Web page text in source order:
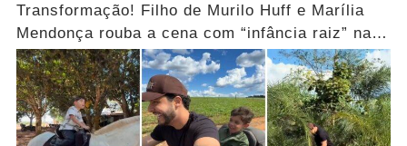
Transformação! Filho de Murilo Huff e Marília
Mendonça rouba a cena com “infância raiz” na
fazenda.... Ver mais